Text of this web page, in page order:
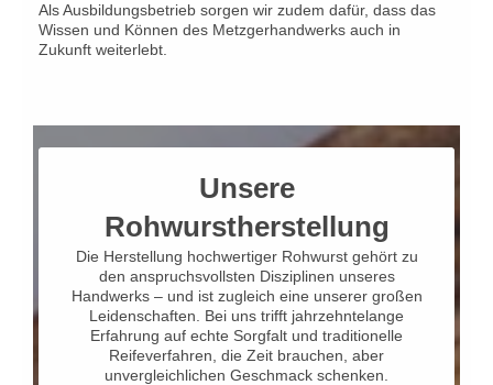
Als Ausbildungsbetrieb sorgen wir zudem dafür, dass das
Wissen und Können des Metzgerhandwerks auch in
Zukunft weiterlebt.
Unsere
Rohwurstherstellung
Die Herstellung hochwertiger Rohwurst gehört zu
den anspruchsvollsten Disziplinen unseres
Handwerks – und ist zugleich eine unserer großen
Leidenschaften. Bei uns trifft jahrzehntelange
Erfahrung auf echte Sorgfalt und traditionelle
Reifeverfahren, die Zeit brauchen, aber
unvergleichlichen Geschmack schenken.